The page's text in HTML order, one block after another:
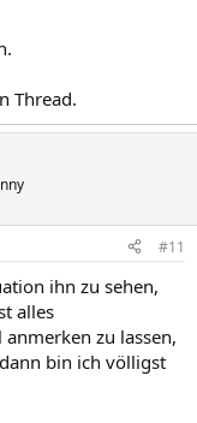
Thread.
#11
ihn zu sehen,
alles
zu lassen,
bin ich völligst